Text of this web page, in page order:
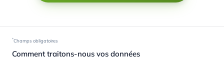
*Champs obligatoires
Comment traitons-nous vos données